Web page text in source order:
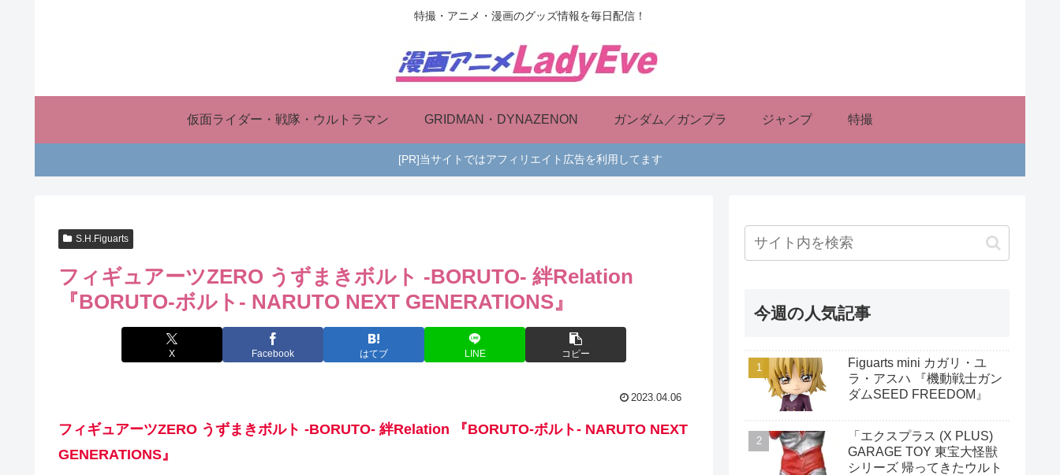
特撮・アニメ・漫画のグッズ情報を毎日配信！
仮面ライダー・戦隊・ウルトラマン GRIDMAN・DYNAZENON ガンダム／ガンプラ ジャンプ 特撮
[PR]当サイトではアフィリエイト広告を利用してます
S.H.Figuarts
フィギュアーツZERO うずまきボルト -BORUTO- 絆Relation
『BORUTO-ボルト- NARUTO NEXT GENERATIONS』
X Facebook はてブ LINE コピー
2023.04.06
フィギュアーツZERO うずまきボルト -BORUTO- 絆Relation 『BORUTO-ボルト- NARUTO NEXT
GENERATIONS』
今週の人気記事
Figuarts mini カガリ・ユ
ラ・アスハ 『機動戦士ガン
ダムSEED FREEDOM』
「エクスプラス (X PLUS)
GARAGE TOY 東宝大怪獣
シリーズ 帰ってきたウルト